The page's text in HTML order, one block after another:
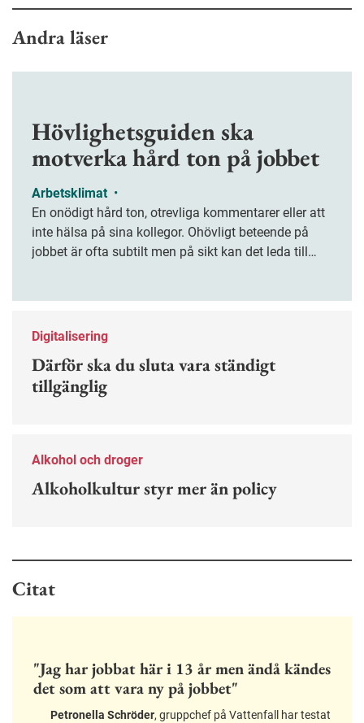
Andra läser
Hövlighetsguiden ska
motverka hård ton på jobbet
Arbetsklimat •
En onödigt hård ton, otrevliga kommentarer eller att
inte hälsa på sina kollegor. Ohövligt beteende på
jobbet är ofta subtilt men på sikt kan det leda till
Digitalisering
Därför ska du sluta vara ständigt
tillgänglig
Alkohol och droger
Alkoholkultur styr mer än policy
Citat
"Jag har jobbat här i 13 år men ändå kändes
det som att vara ny på jobbet"
Petronella Schröder, gruppchef på Vattenfall har testat